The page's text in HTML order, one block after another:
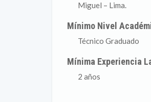
Miguel – Lima.
Mínimo Nivel
Técnico Graduado
Mínima Experiencia
2 años